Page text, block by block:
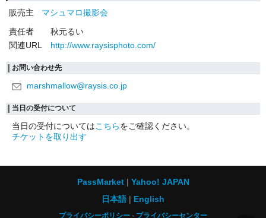
販売主
マシュマロ撮影会
責任者
秋元るい
関連URL
http://www.raysisphoto.com/
お問い合わせ先
marshmallow@raysis.co.jp
当日の受付について
当日の受付についてはこちらをご確認ください。
チケットを取り出す
PassMarket
Yahoo! JAPAN
日本語
English
プライバシーポリシー プライバシーセンター